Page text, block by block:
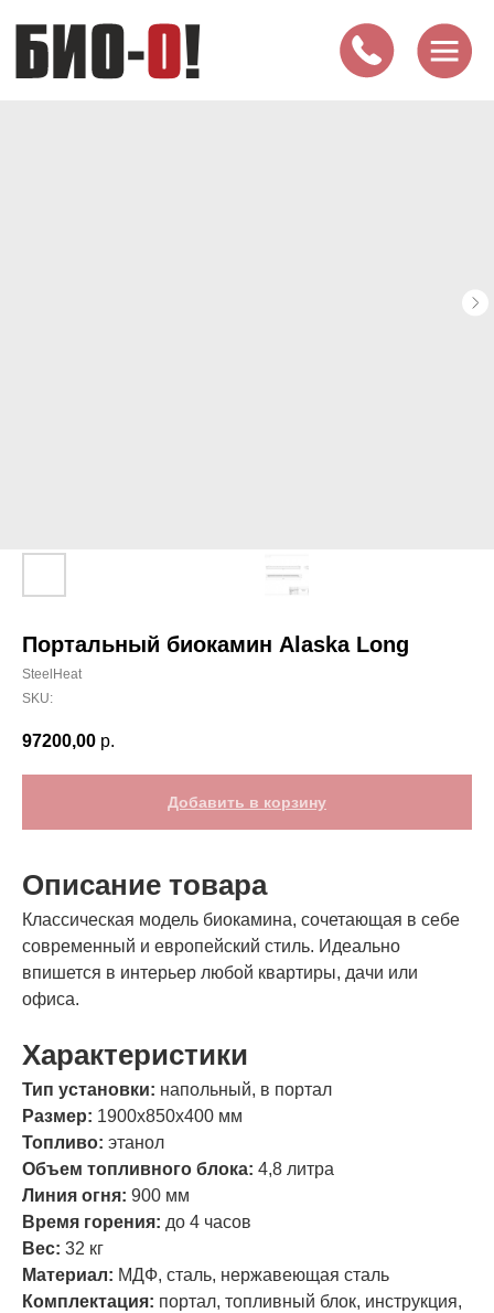
Портальный биокамин Alaska Long
SteelHeat
SKU:
97200,00 р.
Добавить в корзину
Описание товара
Классическая модель биокамина, сочетающая в себе
современный и европейский стиль. Идеально
впишется в интерьер любой квартиры, дачи или
офиса.
Характеристики
Тип установки: напольный, в портал
Размер: 1900х850х400 мм
Топливо: этанол
Объем топливного блока: 4,8 литра
Линия огня: 900 мм
Время горения: до 4 часов
Вес: 32 кг
Материал: МДФ, сталь, нержавеющая сталь
Комплектация: портал, топливный блок, инструкция,